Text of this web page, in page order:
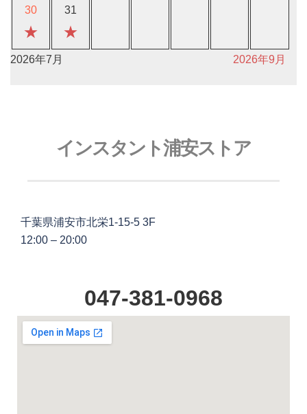
30
★
31
★
2026年7月 2026年9月
インスタント浦安ストア
千葉県浦安市北栄1-15-5 3F
12:00 – 20:00
047-381-0968